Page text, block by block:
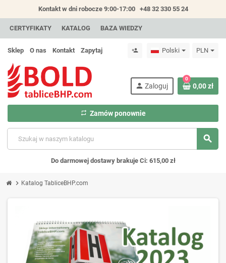
Kontakt w dni robocze 9:00-17:00 +48 32 330 55 24
CERTYFIKATY KATALOG BAZA WIEDZY
Sklep O nas Kontakt Zapytaj person_add Polski PLN
search
person Zaloguj
repeat Zamów ponownie
0
0,00 zł
Do darmowej dostawy brakuje Ci: 615,00 zł
chevron_right Katalog TabliceBHP.com